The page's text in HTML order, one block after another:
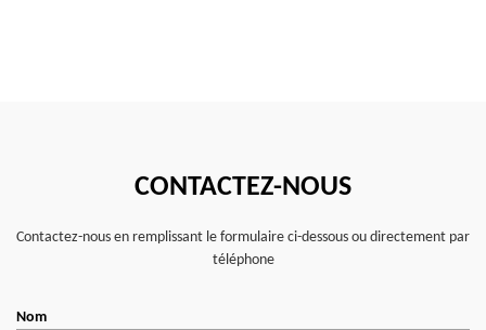
CONTACTEZ-NOUS
Contactez-nous en remplissant le formulaire ci-dessous ou directement par
téléphone
Nom